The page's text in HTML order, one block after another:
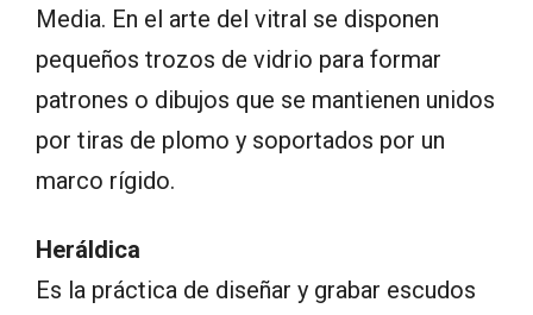
Media. En el arte del vitral se disponen
pequeños trozos de vidrio para formar
patrones o dibujos que se mantienen unidos
por tiras de plomo y soportados por un
marco rígido.
Heráldica
Es la práctica de diseñar y grabar escudos